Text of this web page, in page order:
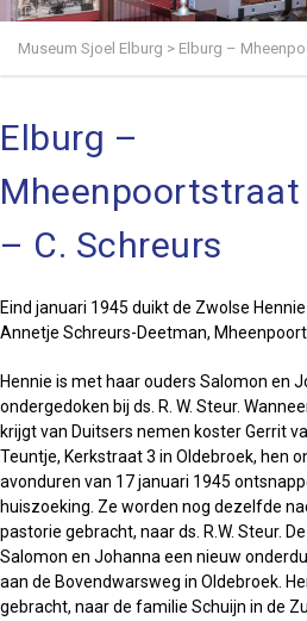
Museum Sjoel Elburg > Elburg –
Elburg –
Mheenpoortstraat
– C. Schreurs
Eind januari 1945 duikt de Zwolse
Annetje Schreurs-Deetman,
Hennie is met haar ouders Salomon en
ondergedoken bij ds. R. W. Steur.
krijgt van Duitsers nemen koster Gerrit
Teuntje, Kerkstraat 3 in Oldebroek, hen
avonduren van 17 januari 1945
huiszoeking. Ze worden nog dezelfde
pastorie gebracht, naar ds. R.W. Steur.
Salomon en Johanna een nieuw
aan de Bovendwarsweg in Oldebroek.
gebracht, naar de familie Schuijn in de